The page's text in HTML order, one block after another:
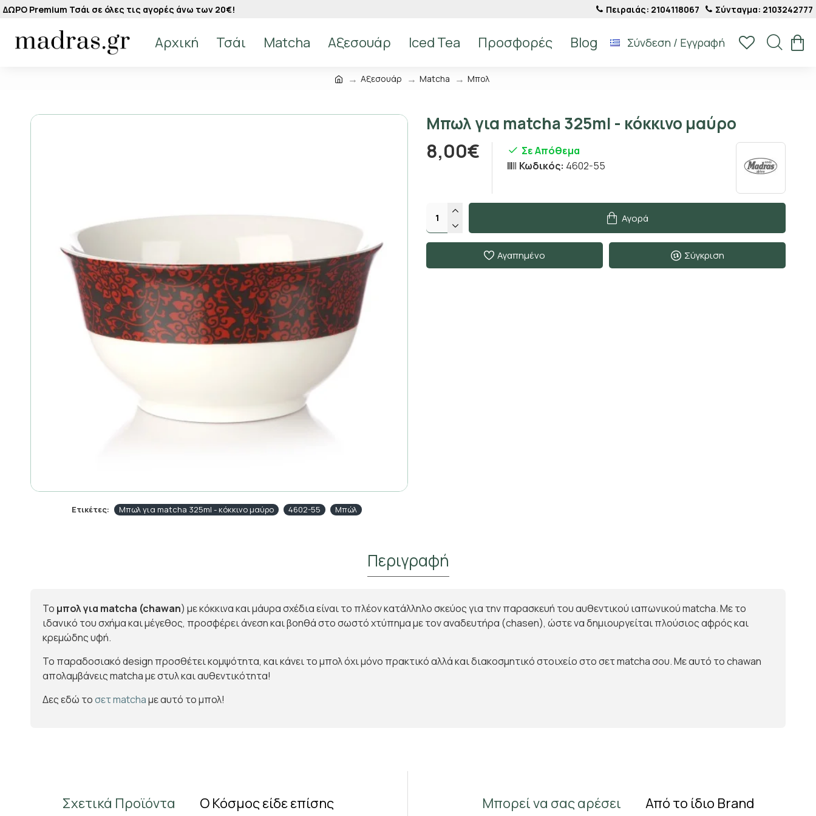
ΔΩΡΟ Premium Τσάι σε όλες τις αγορές άνω των 20€! Πειραιάς: 2104118067 Σύνταγμα: 2103242777
Αρχική Τσάι Matcha Αξεσουάρ Iced Tea Προσφορές Blog Σύνδεση / Εγγραφή
Αξεσουάρ Matcha Μπολ
Ετικέτες: Μπωλ για matcha 325ml - κόκκινο μαύρο 4602-55 Μπώλ
Μπωλ για matcha 325ml - κόκκινο μαύρο
8,00€
Σε Απόθεμα
Κωδικός: 4602-55
Αγορά
Αγαπημένο Σύγκριση
Περιγραφή
Το μπολ για matcha (chawan) με κόκκινα και μάυρα σχέδια είναι το πλέον κατάλληλο σκεύος για την παρασκευή του αυθεντικού ιαπωνικού matcha. Με το
ιδανικό του σχήμα και μέγεθος, προσφέρει άνεση και βοηθά στο σωστό χτύπημα με τον αναδευτήρα (chasen), ώστε να δημιουργείται πλούσιος αφρός και
κρεμώδης υφή.
Το παραδοσιακό design προσθέτει κομψότητα, και κάνει το μπολ όχι μόνο πρακτικό αλλά και διακοσμητικό στοιχείο στο σετ matcha σου. Με αυτό το chawan
απολαμβάνεις matcha με στυλ και αυθεντικότητα!
Δες εδώ τοσετ matchaμε αυτό το μπολ!
Σχετικά Προϊόντα Ο Κόσμος είδε επίσης Μπορεί να σας αρέσει Από το ίδιο Brand